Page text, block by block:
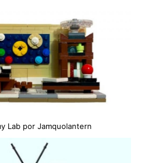
Lab por Jamquolantern